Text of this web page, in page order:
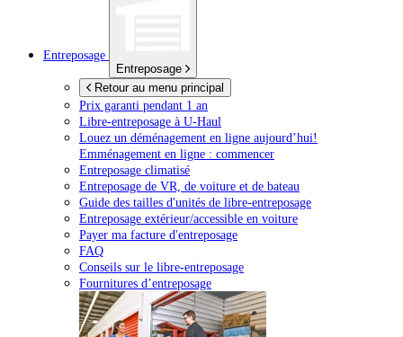
Entreposage
Entreposage
Retour au menu principal
Prix garanti pendant 1 an
Libre-entreposage à U-Haul
Louez un déménagement en ligne aujourd’hui!
Emménagement en ligne : commencer
Entreposage climatisé
Entreposage de VR, de voiture et de bateau
Guide des tailles d'unités de libre-entreposage
Entreposage extérieur/accessible en voiture
Payer ma facture d'entreposage
FAQ
Conseils sur le libre-entreposage
Fournitures d’entreposage